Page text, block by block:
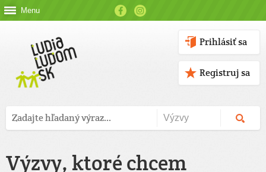
Menu
Prihlásiť sa
Registruj sa
Výzvy, ktoré chcem